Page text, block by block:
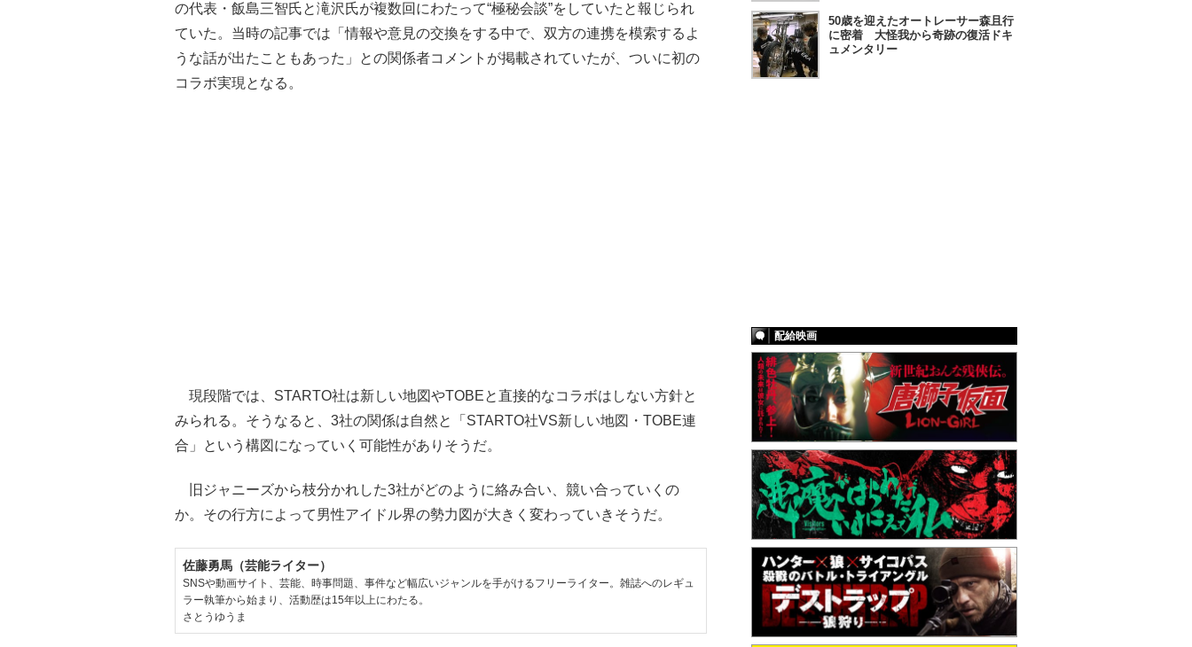
の代表・飯島三智氏と滝沢氏が複数回にわたって“極秘会談”をしていたと報じられ
ていた。当時の記事では「情報や意見の交換をする中で、双方の連携を模索するよ
うな話が出たこともあった」との関係者コメントが掲載されていたが、ついに初の
コラボ実現となる。
現段階では、STARTO社は新しい地図やTOBEと直接的なコラボはしない方針と
みられる。そうなると、3社の関係は自然と「STARTO社VS新しい地図・TOBE連
合」という構図になっていく可能性がありそうだ。
旧ジャニーズから枝分かれした3社がどのように絡み合い、競い合っていくの
か。その行方によって男性アイドル界の勢力図が大きく変わっていきそうだ。
佐藤勇馬（芸能ライター）
SNSや動画サイト、芸能、時事問題、事件など幅広いジャンルを手がけるフリーライター。雑誌へのレギュ
ラー執筆から始まり、活動歴は15年以上にわたる。
さとうゆうま
50歳を迎えたオートレーサー森且行
に密着 大怪我から奇跡の復活ドキ
ュメンタリー
配給映画